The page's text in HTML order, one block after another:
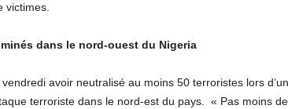
victimes.
dans le nord-ouest du Nigeria
avoir neutralisé au moins 50 terroristes lors
terroriste dans le nord-est du pays. « Pas moins